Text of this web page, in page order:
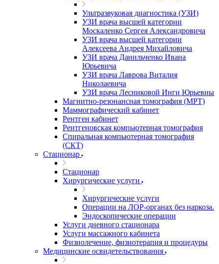
Ультразвуковая диагностика (УЗИ)
УЗИ врача высшей категории
Москаленко Сергея Александровича
УЗИ врача высшей категории
Алексеева Андрея Михайловича
УЗИ врача Данильченко Ивана
Юрьевича
УЗИ врача Лаврова Виталия
Николаевича
УЗИ врача Лесниковой Инги Юрьевны
Магнитно-резонансная томография (МРТ)
Маммографический кабинет
Рентген кабинет
Рентгеновская компьютерная томография
Спиральная компьютерная томография
(СКТ)
Стационар
Стационар
Хирургические услуги
Хирургические услуги
Операции на ЛОР-органах без наркоза.
Эндоскопические операции
Услуги дневного стационара
Услуги массажного кабинета
Физиолечение, физиотерапия и процедуры
Медицинские освидетельствования